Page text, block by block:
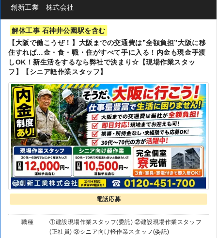
創新工業 株式会社
解体工事 石神井公園駅を含む
【大阪で働こうぜ！】大阪までの交通費は”全額負担”大阪に移
住すれば…金・食・職・住がすべて手に入る！内金も現金手渡
しOK！新生活をするなら弊社で決まり☆【現場作業スタッ
フ】【シニア軽作業スタッフ】
電話応募
職種
①建設現場作業スタッフ(委託) ②建設現場作業スタッフ
(正社員) ③シニア向け軽作業スタッフ(委託)